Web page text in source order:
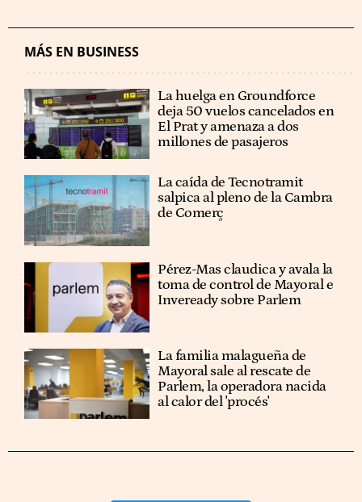
MÁS EN BUSINESS
La huelga en Groundforce
deja 50 vuelos cancelados en
El Prat y amenaza a dos
millones de pasajeros
La caída de Tecnotramit
salpica al pleno de la Cambra
de Comerç
Pérez-Mas claudica y avala la
toma de control de Mayoral e
Inveready sobre Parlem
La familia malagueña de
Mayoral sale al rescate de
Parlem, la operadora nacida
al calor del 'procés'